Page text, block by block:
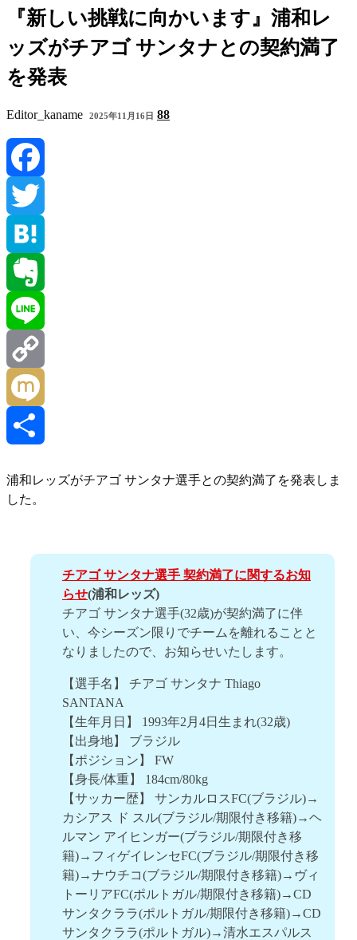
『新しい挑戦に向かいます』浦和レ
ッズがチアゴ サンタナとの契約満了
を発表
Editor_kaname 2025年11月16日 88
Facebook
Twitter
Hatena
Evernote
Line
Copy
Link
Mixi
有
浦和レッズがチアゴ サンタナ選手との契約満了を発表しま
した。
チアゴ サンタナ選手 契約満了に関するお知
らせ(浦和レッズ)
チアゴ サンタナ選手(32歳)が契約満了に伴
い、今シーズン限りでチームを離れることと
なりましたので、お知らせいたします。
【選手名】 チアゴ サンタナ Thiago
SANTANA
【生年月日】 1993年2月4日生まれ(32歳)
【出身地】 ブラジル
【ポジション】 FW
【身長/体重】 184cm/80kg
【サッカー歴】 サンカルロスFC(ブラジル)→
カシアス ド スル(ブラジル/期限付き移籍)→ヘ
ルマン アイヒンガー(ブラジル/期限付き移
籍)→フィゲイレンセFC(ブラジル/期限付き移
籍)→ナウチコ(ブラジル/期限付き移籍)→ヴィ
トーリアFC(ポルトガル/期限付き移籍)→CD
サンタクララ(ポルトガル/期限付き移籍)→CD
サンタクララ(ポルトガル)→清水エスパルス